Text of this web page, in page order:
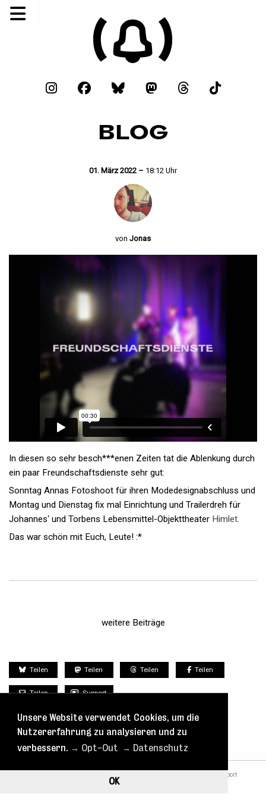
Unsere Website verwendet Cookies, um die
Nutzererfahrung zu analysieren und zu
verbessern. → Opt-Out → Datenschutz
OK
BLOG
01. März 2022 – 18:12 Uhr
von Jonas
In diesen so sehr besch***enen Zeiten tat die Ablenkung durch
ein paar Freundschaftsdienste sehr gut:
Sonntag Annas Fotoshoot für ihren Modedesignabschluss und
Montag und Dienstag fix mal Einrichtung und Trailerdreh für
Johannes‘ und Torbens Lebensmittel-Objekttheater Himlet.
Das war schön mit Euch, Leute! :*
weitere Beiträge
Teilen Teilen Teilen Teilen
Teilen Support
Support